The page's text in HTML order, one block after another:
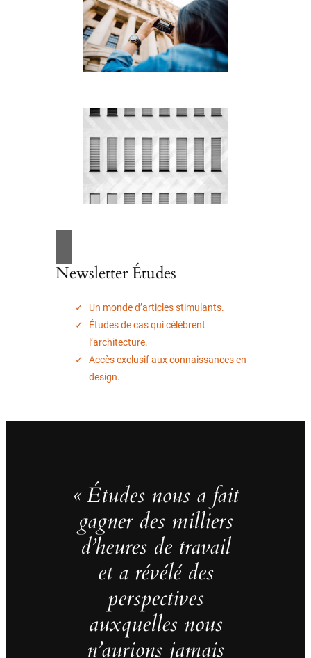
Newsletter Études
Un monde d’articles stimulants.
Études de cas qui célèbrent
l’architecture.
Accès exclusif aux connaissances en
design.
« Études nous a fait
gagner des milliers
d’heures de travail
et a révélé des
perspectives
auxquelles nous
n’aurions jamais